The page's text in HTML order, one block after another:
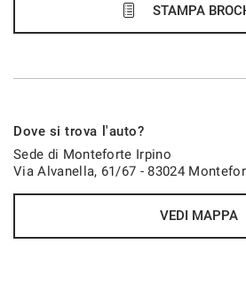
48 Mesi
618€/mese
STAMPA
Dove si trova l'auto?
Sede di Monteforte Irpino
Via Alvanella, 61/67 - 83024
VEDI MAPPA